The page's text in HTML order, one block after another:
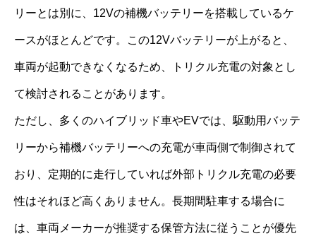
リーとは別に、12Vの補機バッテリーを搭載しているケ
ースがほとんどです。この12Vバッテリーが上がると、
車両が起動できなくなるため、トリクル充電の対象とし
て検討されることがあります。
ただし、多くのハイブリッド車やEVでは、駆動用バッテ
リーから補機バッテリーへの充電が車両側で制御されて
おり、定期的に走行していれば外部トリクル充電の必要
性はそれほど高くありません。長期間駐車する場合に
は、車両メーカーが推奨する保管方法に従うことが優先